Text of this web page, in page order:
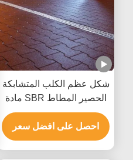
شكل عظم الكلب المتشابكة
الحصير المطاط SBR مادة
حبيبات المطاط
احصل على افضل سعر